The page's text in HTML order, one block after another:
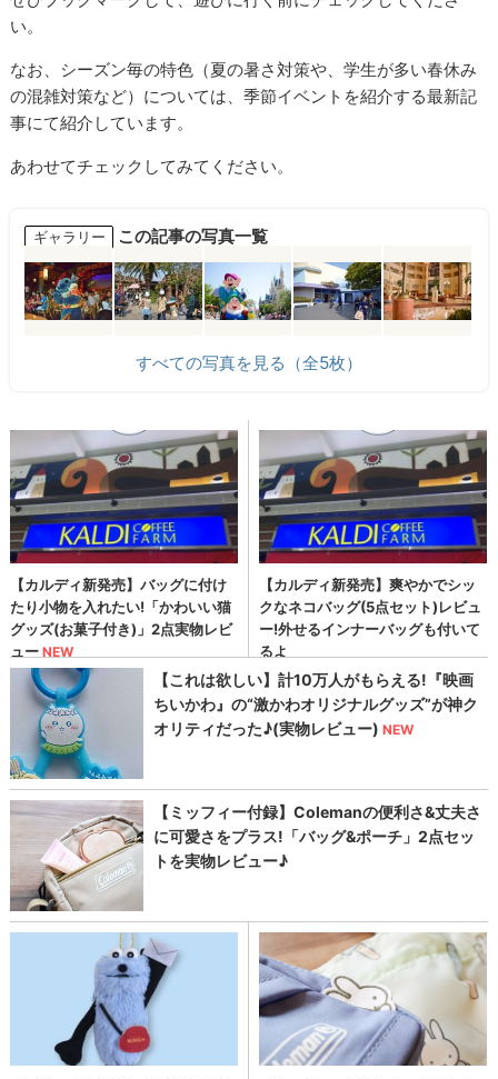
い。
なお、シーズン毎の特色（夏の暑さ対策や、学生が多い春休み
の混雑対策など）については、季節イベントを紹介する最新記
事にて紹介しています。
あわせてチェックしてみてください。
ギャラリー この記事の写真一覧
すべての写真を見る（全5枚）